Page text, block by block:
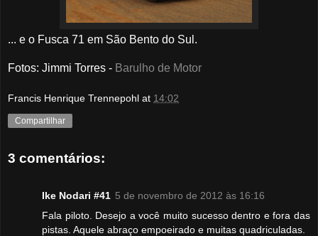
... e o Fusca 71 em São Bento do Sul.
Fotos: Jimmi Torres - Barulho de Motor
Francis Henrique Trennepohl at 14:02
Compartilhar
3 comentários:
Ike Nodari #41 5 de novembro de 2012 às 16:16
Fala piloto. Desejo a você muito sucesso dentro e fora das
pistas. Aquele abraço empoeirado e muitas quadriculadas.